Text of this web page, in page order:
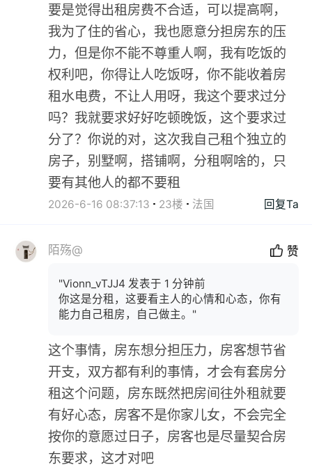
要是觉得出租房费不合适，可以提高啊，
我为了住的省心，我也愿意分担房东的压
力，但是你不能不尊重人啊，我有吃饭的
权利吧，你得让人吃饭呀，你不能收着房
租水电费，不让人用呀，我这个要求过分
吗？我就要求好好吃顿晚饭，这个要求过
分了？你说的对，这次我自己租个独立的
房子，别墅啊，搭铺啊，分租啊啥的，只
要有其他人的都不要租
2026-6-16 08:37:13 23楼 法国 回复Ta
陌殇@ 赞
"Vionn_vTJJ4 发表于 1 分钟前
你这是分租，这要看主人的心情和心态，你有
能力自己租房，自己做主。"
这个事情，房东想分担压力，房客想节省
开支，双方都有利的事情，才会有套房分
租这个问题，房东既然把房间往外租就要
有好心态，房客不是你家儿女，不会完全
按你的意愿过日子，房客也是尽量契合房
东要求，这才对吧